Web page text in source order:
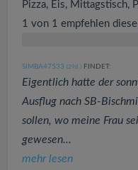
Pizza, Eis, Mittagstisch,
1 von 1 empfehlen
SIMBA47533 (298 ) FINDET:
Eigentlich hatte der
Ausflug nach SB-
sollen, wo meine Frau
gewesen...
mehr lesen